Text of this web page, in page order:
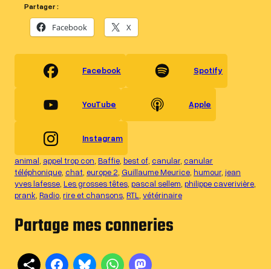
Partager :
Facebook X
Facebook Spotify
YouTube Apple
Instagram
animal appel trop con Baffie best of canular canular
téléphonique chat europe 2 Guillaume Meurice humour jean
yves lafesse Les grosses têtes pascal sellem philippe caverivière
prank Radio rire et chansons RTL vétérinaire
Partage mes conneries